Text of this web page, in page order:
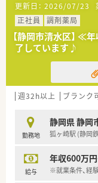
更新日： 2026/07/23
正社員
調剤薬局
【静岡市清水区】
了しています♪
週32h以上 ブランク
勤務地
静岡県 静岡
狐ヶ崎駅 (静岡
給与
年収600万
※就業条件、経